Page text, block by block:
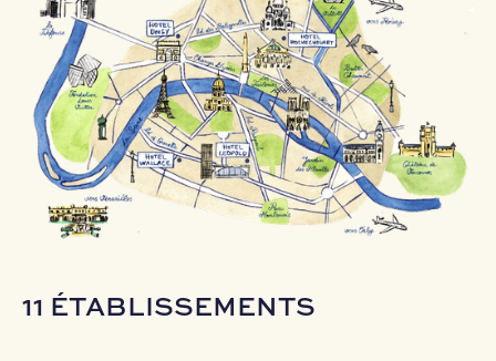
11 ÉTABLISSEMENTS